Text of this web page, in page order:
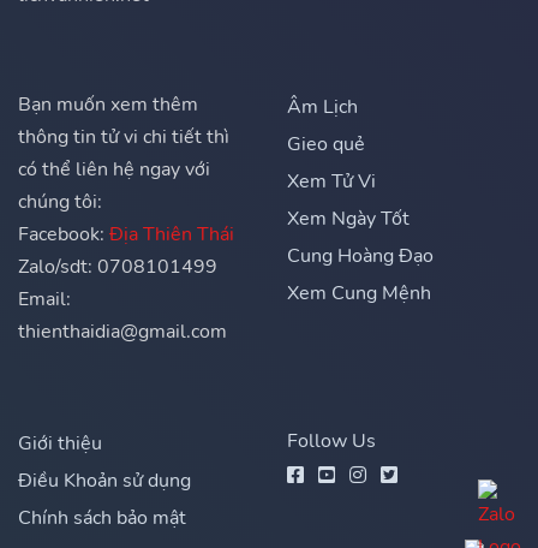
Bạn muốn xem thêm
thông tin tử vi chi tiết thì
có thể liên hệ ngay với
chúng tôi:
Facebook: Địa Thiên Thái
Zalo/sdt: 0708101499
Email:
thienthaidia@gmail.com
Âm Lịch
Gieo quẻ
Xem Tử Vi
Xem Ngày Tốt
Cung Hoàng Đạo
Xem Cung Mệnh
Giới thiệu
Điều Khoản sử dụng
Chính sách bảo mật
Follow Us